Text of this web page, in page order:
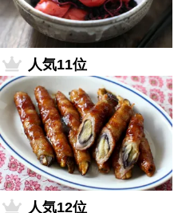
人気11位
人気12位